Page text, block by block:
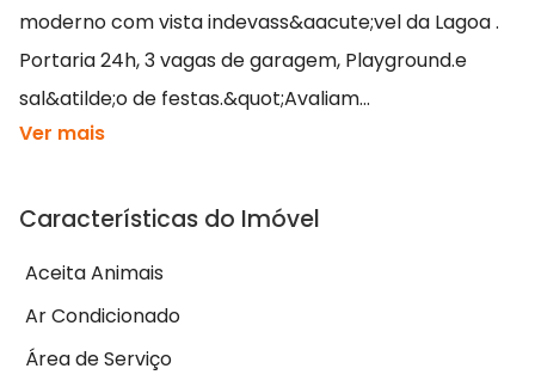
moderno com vista indevass&aacute;vel da Lagoa .
Portaria 24h, 3 vagas de garagem, Playground.e
sal&atilde;o de festas.&quot;Avaliam...
Ver mais
Características do Imóvel
Aceita Animais
Ar Condicionado
Área de Serviço